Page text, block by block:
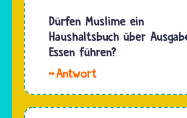
noch
essen.…
und
Muslime
kochen
backen
auch
nicht mit
Dürfen Muslime ein
Haushaltsbuch über
Essen führen?
Musliminnen